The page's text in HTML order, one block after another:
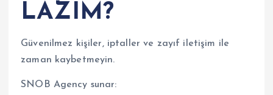
LAZIM?
Güvenilmez kişiler, iptaller ve zayıf iletişim ile
zaman kaybetmeyin.
SNOB Agency sunar: